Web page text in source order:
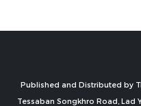
Published and Distributed by
Tessaban Songkhro Road, Lad